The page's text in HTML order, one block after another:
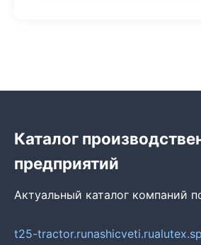
Каталог
предприятий
Актуальный каталог компаний
t25-tractor.runashicveti.ru